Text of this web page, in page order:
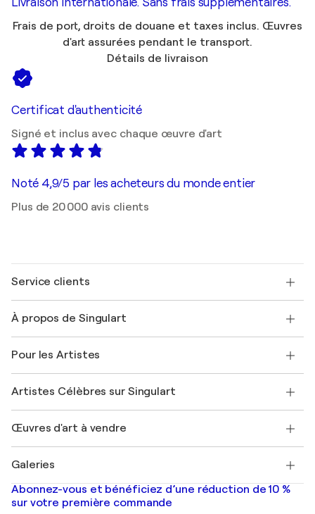
Livraison internationale. Sans frais supplémentaires.
Frais de port, droits de douane et taxes inclus. Œuvres
d'art assurées pendant le transport.
Détails de livraison
Certificat d'authenticité
Signé et inclus avec chaque œuvre d'art
Noté 4,9/5 par les acheteurs du monde entier
Plus de 20 000 avis clients
Service clients
Expédition
Offrir une carte cadeau
Rejoignez notre programme commercial
Mon compte
+33 1 76 44 06 42
À propos de Singulart
FAQ
Magazine Singulart
Emplois
Découvrez une sélection d'art original
Pour les Artistes
Se connecter en tant qu'Artiste
Artistes Célèbres sur Singulart
Marc Chagall
Banksy
Mr. Brainwash
Shepard Fairey
Œuvres d'art à vendre
Tableaux abstraits à vendre
Peintures de paysage
Estampes
Galeries
Galeries d'art en France
Galeries d'art en Belgique
Abonnez-vous et bénéficiez d’une réduction de 10 %
sur votre première commande